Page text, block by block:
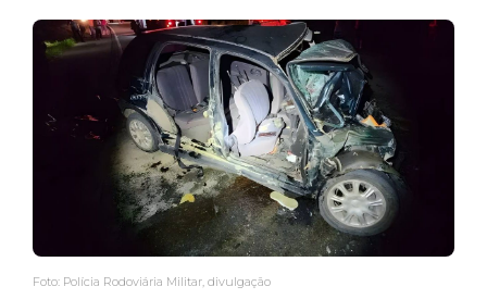
Foto: Polícia Rodoviária Militar, divulgação